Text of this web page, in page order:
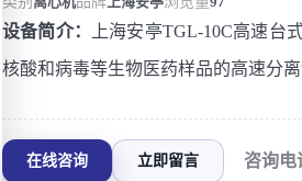
设备简介：
上海安亭TGL-10C高速台
核酸和病毒等生物医药样品的高速分离
在线咨询 立即留言 咨询电